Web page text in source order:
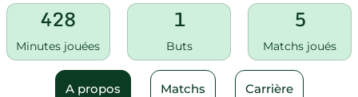
428
Minutes jouées
1
Buts
5
Matchs joués
A propos Matchs Carrière